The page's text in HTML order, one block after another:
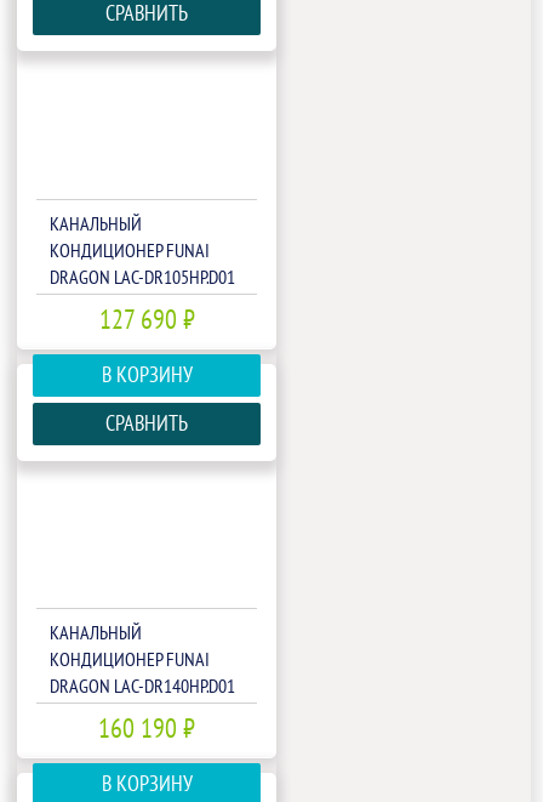
СРАВНИТЬ
КАНАЛЬНЫЙ
КОНДИЦИОНЕР FUNAI
DRAGON LAC-DR105HP.D01
127 690 ₽
В КОРЗИНУ
СРАВНИТЬ
КАНАЛЬНЫЙ
КОНДИЦИОНЕР FUNAI
DRAGON LAC-DR140HP.D01
160 190 ₽
В КОРЗИНУ